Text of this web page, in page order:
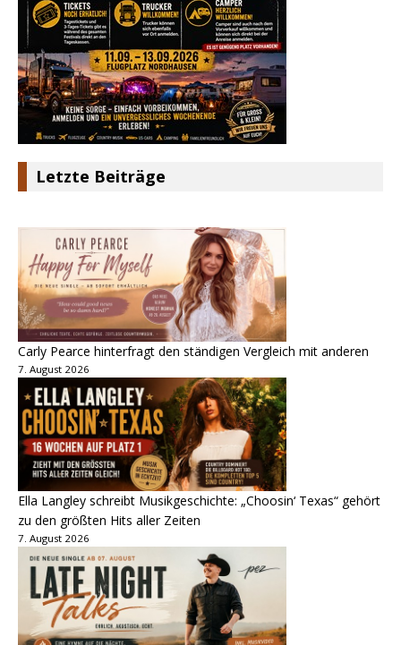
Letzte Beiträge
Carly Pearce hinterfragt den ständigen Vergleich mit anderen
7. August 2026
Ella Langley schreibt Musikgeschichte: „Choosin‘ Texas“ gehört
zu den größten Hits aller Zeiten
7. August 2026